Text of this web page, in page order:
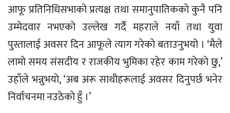
आफू प्रतिनिधिसभाकाे प्रत्यक्ष तथा समानुपातिककाे कुनै पनि
उम्मेदवार नभएकाे उल्लेख गर्दै महराले नयाँ तथा युवा
पुस्तालाई अवसर दिन आफूले त्याग गरेकाे बताउनुभयो । ‘मैले
लामाे समय संसदीय र राजकीय भुमिका रहेर काम गरेकाे छु,’
उहाँले भन्नुभयाे, ‘अब अरू साथीहरूलाई अवसर दिनुपर्छ भनेर
निर्वाचनमा नउठेकाे हुँ ।’